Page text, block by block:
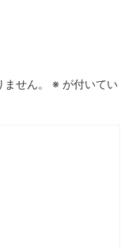
せん。 ※ が付いてい